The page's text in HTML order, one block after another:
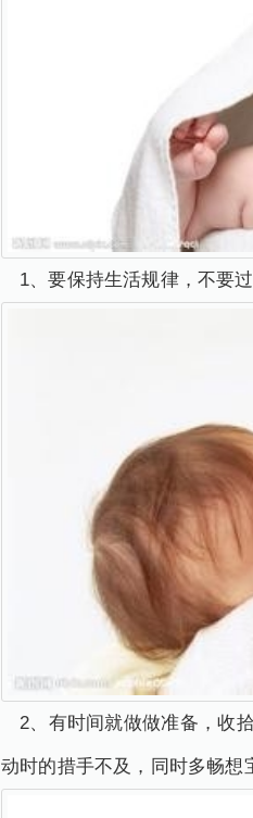
1、要保持生活规律，不要
2、有时间就做做准备，收
动时的措手不及，同时多畅想